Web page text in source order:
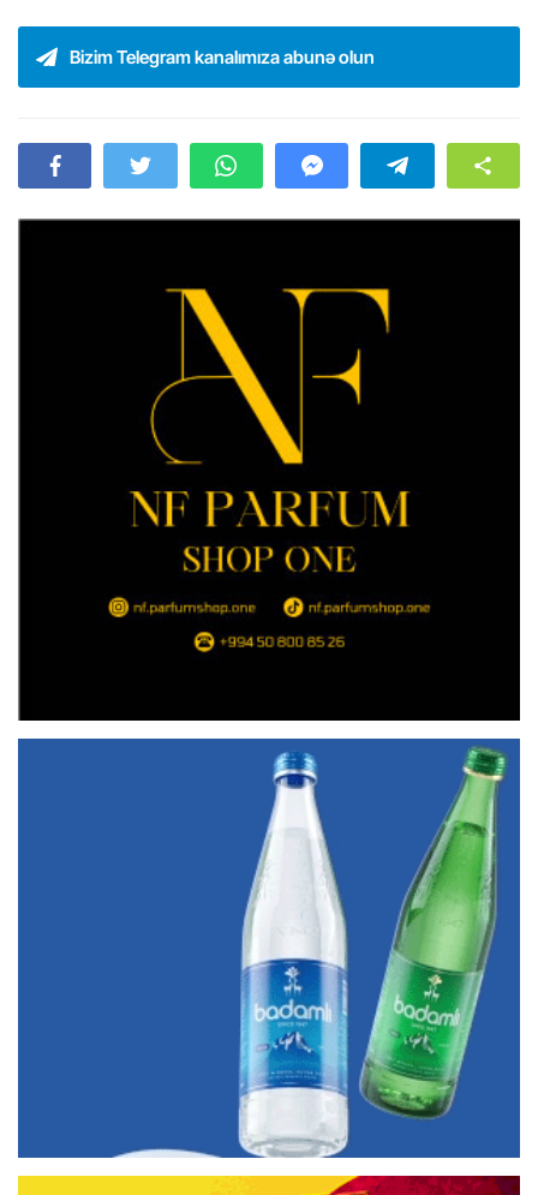
Bizim Telegram kanalımıza abunə olun